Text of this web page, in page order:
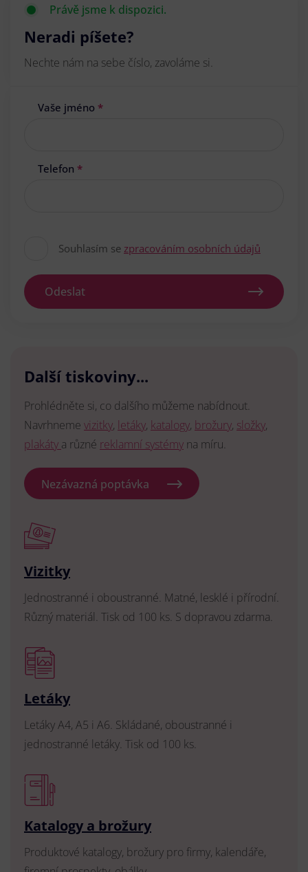
Právě jsme k dispozici.
Neradi píšete?
Nechte nám na sebe číslo, zavoláme si.
Vaše jméno *
Telefon *
Souhlasím se zpracováním osobních údajů
Odeslat
Další tiskoviny...
Prohlédněte si, co dalšího můžeme nabídnout.
Navrhneme vizitky, letáky, katalogy, brožury, složky,
plakáty a různé reklamní systémy na míru.
Nezávazná poptávka
Vizitky
Jednostranné i oboustranné. Matné, lesklé i přírodní.
Různý materiál. Tisk od 100 ks. S dopravou zdarma.
Letáky
Letáky A4, A5 i A6. Skládané, oboustranné i
jednostranné letáky. Tisk od 100 ks.
Katalogy a brožury
Produktové katalogy, brožury pro firmy, kalendáře,